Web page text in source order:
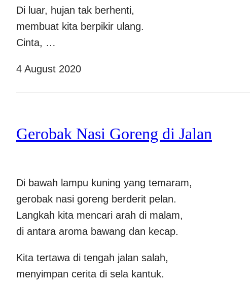
Di luar, hujan tak berhenti,
membuat kita berpikir ulang.
Cinta, …
4 August 2020
Gerobak Nasi Goreng di Jalan
Di bawah lampu kuning yang temaram,
gerobak nasi goreng berderit pelan.
Langkah kita mencari arah di malam,
di antara aroma bawang dan kecap.
Kita tertawa di tengah jalan salah,
menyimpan cerita di sela kantuk.